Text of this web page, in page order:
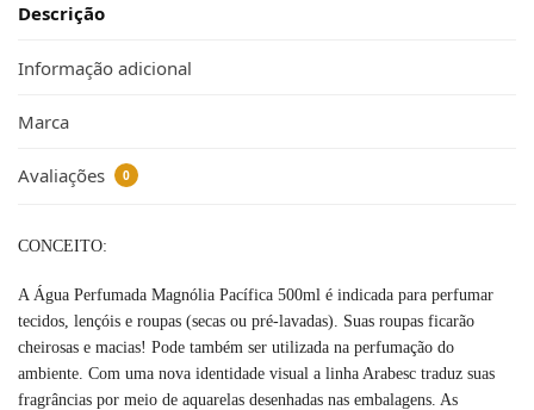
Descrição
Informação adicional
Marca
Avaliações 0
CONCEITO:
A Água Perfumada Magnólia Pacífica 500ml é indicada para perfumar
tecidos, lençóis e roupas (secas ou pré-lavadas). Suas roupas ficarão
cheirosas e macias! Pode também ser utilizada na perfumação do
ambiente. Com uma nova identidade visual a linha Arabesc traduz suas
fragrâncias por meio de aquarelas desenhadas nas embalagens. As